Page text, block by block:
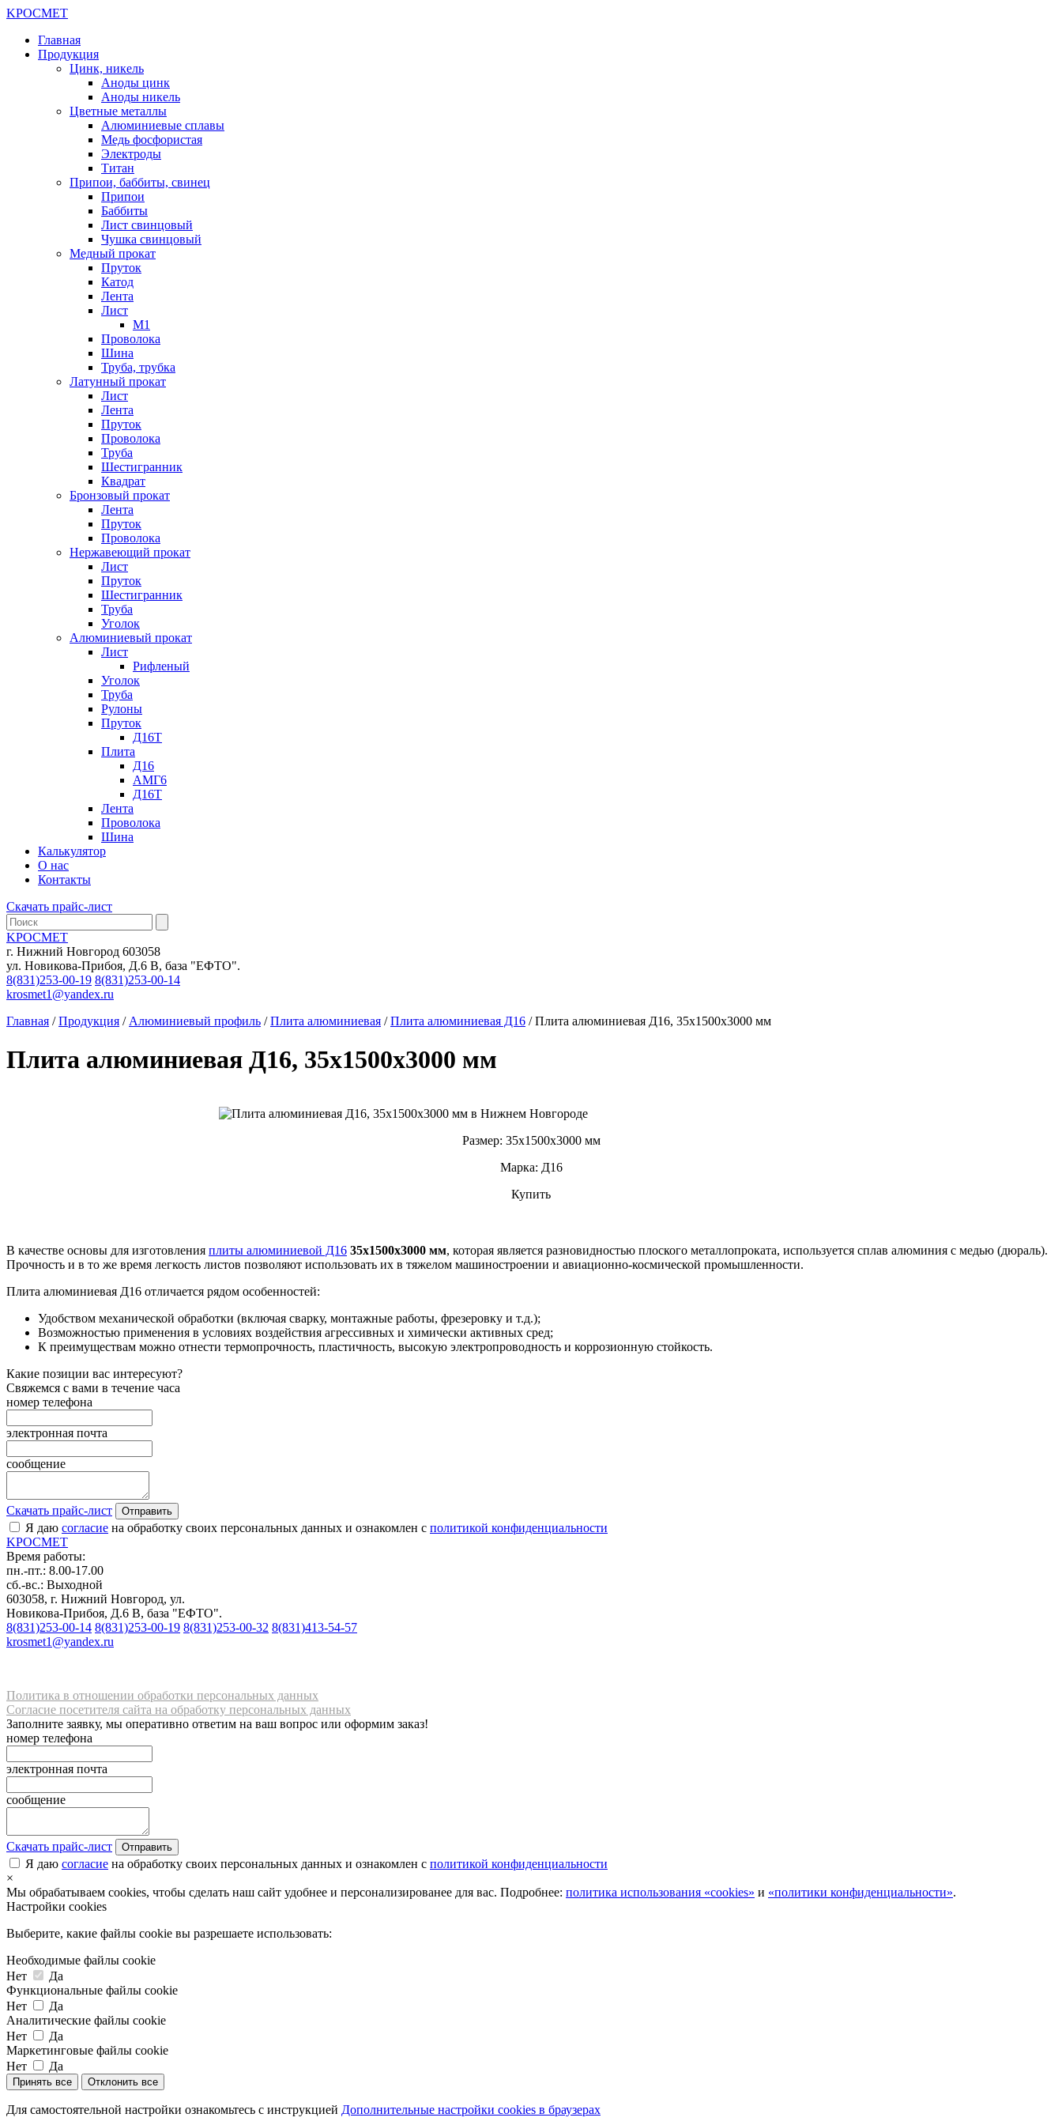
KРОСМЕТ
Главная
Продукция
Цинк, никель
Аноды цинк
Аноды никель
Цветные металлы
Алюминиевые сплавы
Медь фосфористая
Электроды
Титан
Припои, баббиты, свинец
Припои
Баббиты
Лист свинцовый
Чушка свинцовый
Медный прокат
Пруток
Катод
Лента
Лист
М1
Проволока
Шина
Труба, трубка
Латунный прокат
Лист
Лента
Пруток
Проволока
Труба
Шестигранник
Квадрат
Бронзовый прокат
Лента
Пруток
Проволока
Нержавеющий прокат
Лист
Пруток
Шестигранник
Труба
Уголок
Алюминиевый прокат
Лист
Рифленый
Уголок
Труба
Рулоны
Пруток
Д16Т
Плита
Д16
АМГ6
Д16Т
Лента
Проволока
Шина
Калькулятор
О нас
Контакты
Скачать прайс-лист
KРОСМЕТ
г. Нижний Новгород 603058
ул. Новикова-Прибоя, Д.6 В, база "ЕФТО".
8(831)253-00-19 8(831)253-00-14
krosmet1@yandex.ru
Главная /Продукция / Алюминиевый профиль /Плита алюминиевая /Плита алюминиевая Д16 / Плита алюминиевая Д16, 35х1500х3000 мм
Плита алюминиевая Д16, 35х1500х3000 мм
Размер: 35х1500х3000 мм
Марка: Д16
Купить
В качестве основы для изготовления плиты алюминиевой Д16 35х1500х3000 мм, которая является разновидностью плоского металлопроката, используется сплав алюминия с медью (дюраль).
Прочность и в то же время легкость листов позволяют использовать их в тяжелом машиностроении и авиационно-космической промышленности.
Плита алюминиевая Д16 отличается рядом особенностей:
Удобством механической обработки (включая сварку, монтажные работы, фрезеровку и т.д.);
Возможностью применения в условиях воздействия агрессивных и химически активных сред;
К преимуществам можно отнести термопрочность, пластичность, высокую электропроводность и коррозионную стойкость.
Какие позиции вас интересуют?
Свяжемся с вами в течение часа
номер телефона
электронная почта
сообщение
Скачать прайс-лист Отправить
Я даю согласие на обработку своих персональных данных и ознакомлен с политикой конфиденциальности
KРОСМЕТ
Время работы:
пн.-пт.: 8.00-17.00
сб.-вс.: Выходной
603058, г. Нижний Новгород, ул.
Новикова-Прибоя, Д.6 В, база "ЕФТО".
8(831)253-00-14 8(831)253-00-19 8(831)253-00-32 8(831)413-54-57
krosmet1@yandex.ru
Политика в отношении обработки персональных данных
Согласие посетителя сайта на обработку персональных данных
Заполните заявку, мы оперативно ответим на ваш вопрос или оформим заказ!
номер телефона
электронная почта
сообщение
Скачать прайс-лист Отправить
Я даю согласие на обработку своих персональных данных и ознакомлен с политикой конфиденциальности
×
Мы обрабатываем cookies, чтобы сделать наш сайт удобнее и персонализированее для вас. Подробнее: политика использования «cookies» и «политики конфиденциальности».
Настройки cookies
Выберите, какие файлы cookie вы разрешаете использовать:
Необходимые файлы cookie
Нет
Да
Функциональные файлы cookie
Нет
Да
Аналитические файлы cookie
Нет
Да
Маркетинговые файлы cookie
Нет
Да
Принять все Отклонить все
Для самостоятельной настройки ознакомьтесь с инструкцией Дополнительные настройки cookies в браузерах